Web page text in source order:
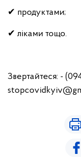
✔ продуктами;
✔ ліками тощо.
Звертайтеся: -